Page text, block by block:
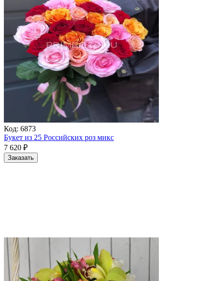
Код: 6873
Букет из 25 Российских роз микс
7 620 ₽
Заказать